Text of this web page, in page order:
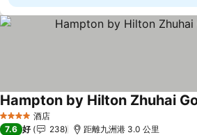
4 星級 酒店
Hampton by Hilton Zhuhai
7.6 好 238 距離九洲港 3.0 公里